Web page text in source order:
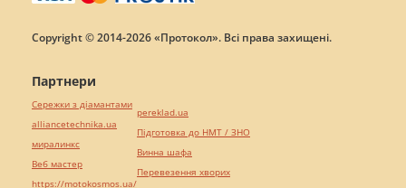
Copyright © 2014-2026 «Протокол». Всі права захищені.
Партнери
Сережки з діамантами
alliancetechnika.ua
миралинкс
Веб мастер
https://motokosmos.ua/
pereklad.ua
Підготовка до НМТ / ЗНО
Винна шафа
Перевезення хворих